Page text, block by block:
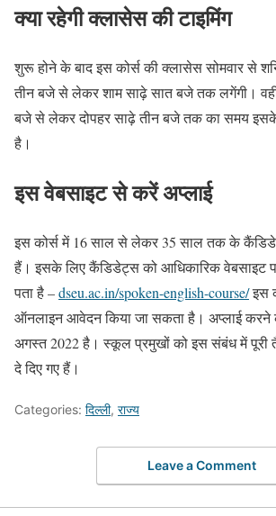
क्या रहेगी क्लासेस की टाइमिंग
शुरू होने के बाद इस कोर्स की क्लासेस सोमवार से
तीन बजे से लेकर शाम साढ़े सात बजे तक लगेंगी। वहीं
बजे से लेकर दोपहर साढ़े तीन बजे तक का समय इसके
है।
इस वेबसाइट से करें अप्लाई
इस कोर्स में 16 साल से लेकर 35 साल तक के
हैं। इसके लिए कैंडिडेट्स को आधिकारिक वेबसाइट
पता है –dseu.ac.in/spoken-english-course/इस
ऑनलाइन आवेदन किया जा सकता है। अप्लाई करने
अगस्त 2022 है। स्कूल प्रमुखों को इस संबंध में पूरी
दे दिए गए हैं।
Categories: दिल्ली, राज्य
Leave a Comment